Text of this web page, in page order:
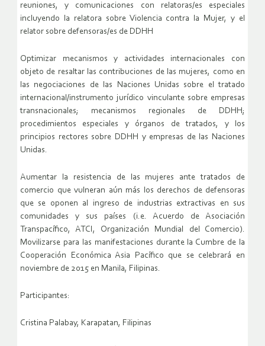
reuniones, y comunicaciones con relatoras/es especiales
incluyendo la relatora sobre Violencia contra la Mujer, y el
relator sobre defensoras/es de DDHH
Optimizar mecanismos y actividades internacionales con
objeto de resaltar las contribuciones de las mujeres, como en
las negociaciones de las Naciones Unidas sobre el tratado
internacional/instrumento jurídico vinculante sobre empresas
transnacionales; mecanismos regionales de DDHH;
procedimientos especiales y órganos de tratados, y los
principios rectores sobre DDHH y empresas de las Naciones
Unidas.
Aumentar la resistencia de las mujeres ante tratados de
comercio que vulneran aún más los derechos de defensoras
que se oponen al ingreso de industrias extractivas en sus
comunidades y sus países (i.e. Acuerdo de Asociación
Transpacífico, ATCI, Organización Mundial del Comercio).
Movilizarse para las manifestaciones durante la Cumbre de la
Cooperación Económica Asia Pacífico que se celebrará en
noviembre de 2015 en Manila, Filipinas.
Participantes:
Cristina Palabay, Karapatan, Filipinas